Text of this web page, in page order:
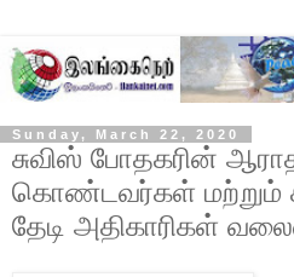
Sunday, March 22, 2020
சுவிஸ் போதகரின்
கொண்டவர்கள் மற்றும்
தேடி அதிகாரிகள்